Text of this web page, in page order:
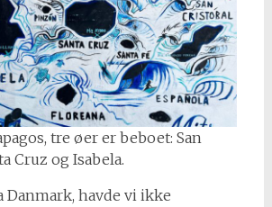
tre øer er beboet: San
Cruz og Isabela.
Danmark, havde vi ikke